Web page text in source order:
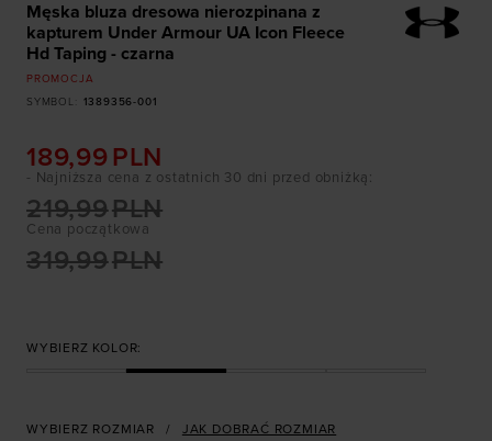
Męska bluza dresowa nierozpinana z
kapturem Under Armour UA Icon Fleece
Hd Taping - czarna
PROMOCJA
SYMBOL
1389356-001
189,99 PLN
Cena początkowa
319,99PLN
219,99PLN
- Najniższa cena z ostatnich 30 dni przed obniżką:
WYBIERZ KOLOR:
WYBIERZ ROZMIAR JAK DOBRAĆ ROZMIAR